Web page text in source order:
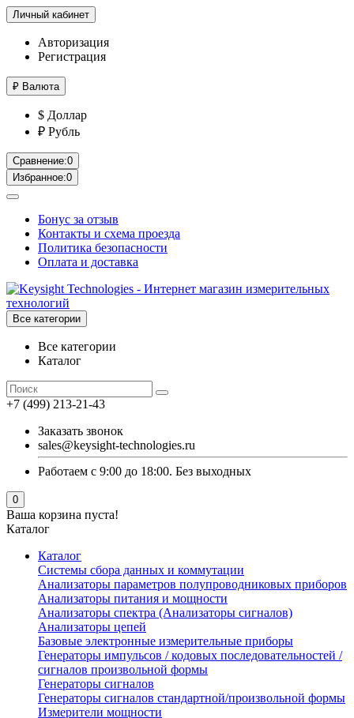
Личный кабинет
Авторизация
Регистрация
₽ Валюта
$ Доллар
₽ Рубль
Сравнение:0
Избранное:0
Бонус за отзыв
Контакты и схема проезда
Политика безопасности
Оплата и доставка
Все категории
Все категории
Каталог
+7 (499) 213-21-43
Заказать звонок
sales@keysight-technologies.ru
Работаем с 9:00 до 18:00. Без выходных
0
Ваша корзина пуста!
Каталог
Каталог
Cистемы сбора данных и коммутации
Анализаторы параметров полупроводниковых приборов
Анализаторы питания и мощности
Анализаторы спектра (Анализаторы сигналов)
Анализаторы цепей
Базовые электронные измерительные приборы
Генераторы импульсов / кодовых последовательностей /
сигналов произвольной формы
Генераторы сигналов
Генераторы сигналов стандартной/произвольной формы
Измерители мощности